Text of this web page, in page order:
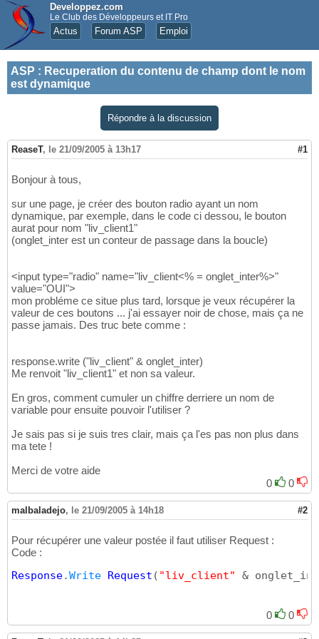
Developpez.com
Le Club des Développeurs et IT Pro
Actus Forum ASP Emploi
ASP : Recuperation du contenu de champ dont le nom
est dynamique
Répondre à la discussion
ReaseT, le 21/09/2005 à 13h17 #1
Bonjour à tous,
sur une page, je créer des bouton radio ayant un nom
dynamique, par exemple, dans le code ci dessou, le bouton
aurat pour nom "liv_client1"
(onglet_inter est un conteur de passage dans la boucle)
<input type="radio" name="liv_client<% = onglet_inter%>"
value="OUI">
mon probléme ce situe plus tard, lorsque je veux récupérer la
valeur de ces boutons ... j'ai essayer noir de chose, mais ça ne
passe jamais. Des truc bete comme :
response.write ("liv_client" & onglet_inter)
Me renvoit "liv_client1" et non sa valeur.
En gros, comment cumuler un chiffre derriere un nom de
variable pour ensuite pouvoir l'utiliser ?
Je sais pas si je suis tres clair, mais ça l'es pas non plus dans
ma tete !
Merci de votre aide
0
0
malbaladejo, le 21/09/2005 à 14h18 #2
Pour récupérer une valeur postée il faut utiliser Request :
Code :
Response.Write Request ( "liv_client" &
0 0